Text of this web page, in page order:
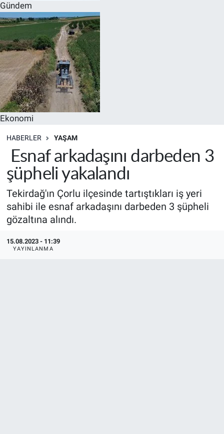
Gündem
Ekonomi
HABERLER YAŞAM
Esnaf arkadaşını darbeden 3
şüpheli yakalandı
Tekirdağ'ın Çorlu ilçesinde tartıştıkları iş yeri
sahibi ile esnaf arkadaşını darbeden 3 şüpheli
gözaltına alındı.
15.08.2023 - 11:39
YAYINLANMA